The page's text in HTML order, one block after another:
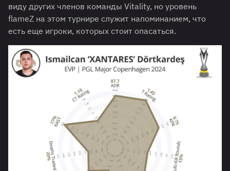
виду других членов команды Vitality, но уровень
flameZ на этом турнире служит напоминанием, что
есть еще игроки, которых стоит опасаться.